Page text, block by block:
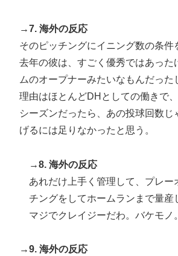
→7. 海外の反応
そのピッチングにイニング数の条件
去年の彼は、すごく優秀ではあった
ムのオープナーみたいなもんだった
理由はほとんどDHとしての働きで
シーズンだったら、あの投球回数じ
げるには足りなかったと思う。
→8. 海外の反応
あれだけ上手く管理して、プレー
チングをしてホームランまで量産
マジでクレイジーだわ。バケモノ。
→9. 海外の反応